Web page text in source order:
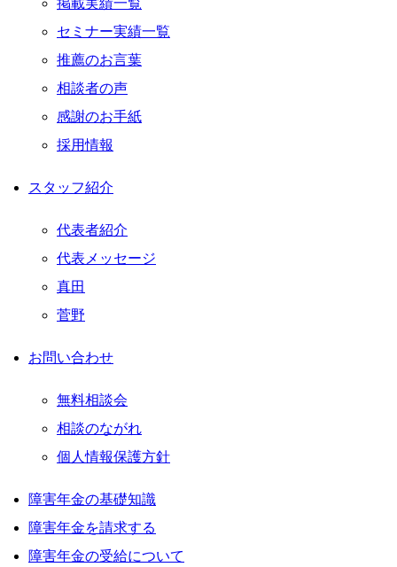
セミナー実績一覧
推薦のお言葉
相談者の声
感謝のお手紙
採用情報
スタッフ紹介
代表者紹介
代表メッセージ
真田
菅野
お問い合わせ
無料相談会
相談のながれ
個人情報保護方針
障害年金の基礎知識
障害年金を請求する
障害年金の受給について